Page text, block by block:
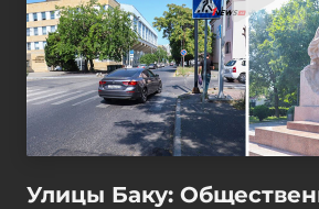
Улицы Баку: